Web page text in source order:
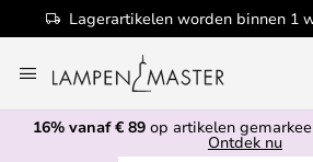
Lagerartikelen worden binnen 1
naar
de
inhoud
16% vanaf € 89 op artikelen
Ontdek nu